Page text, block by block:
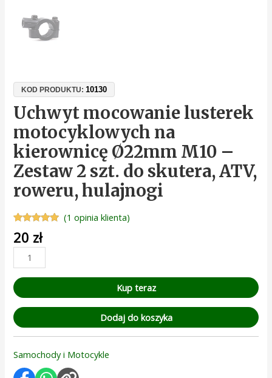
KOD PRODUKTU:10130
Uchwyt mocowanie lusterek
motocyklowych na
kierownicę Ø22mm M10 –
Zestaw 2 szt. do skutera, ATV,
roweru, hulajnogi
Oceniony
5.00 na 5 na
podstawie
oceny
(1 opinia klienta)
20 zł
Kup teraz
Dodaj do koszyka
Samochody i Motocykle